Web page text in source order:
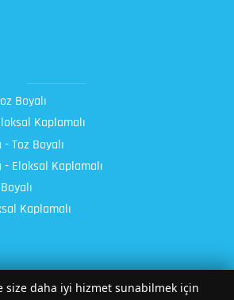
Boyalı
Kaplamalı
Toz Boyalı
- Eloksal Kaplamalı
Kaplamalı
size daha iyi hizmet sunabilmek için